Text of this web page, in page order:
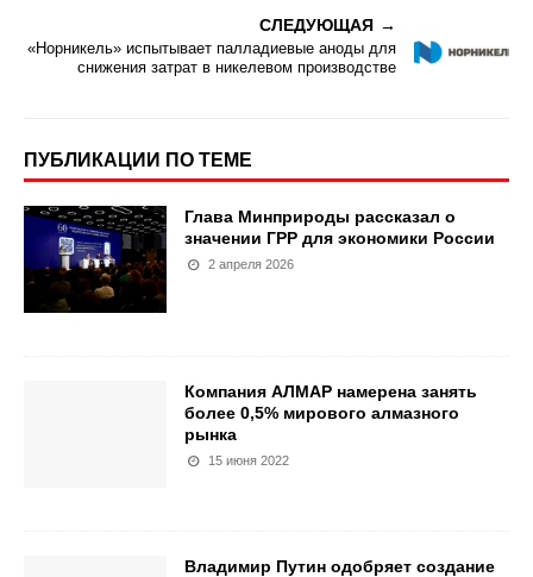
СЛЕДУЮЩАЯ
«Норникель» испытывает палладиевые аноды для
снижения затрат в никелевом производстве
ПУБЛИКАЦИИ ПО ТЕМЕ
Глава Минприроды рассказал о
значении ГРР для экономики России
2 апреля 2026
Компания АЛМАР намерена занять
более 0,5% мирового алмазного
рынка
15 июня 2022
Владимир Путин одобряет создание